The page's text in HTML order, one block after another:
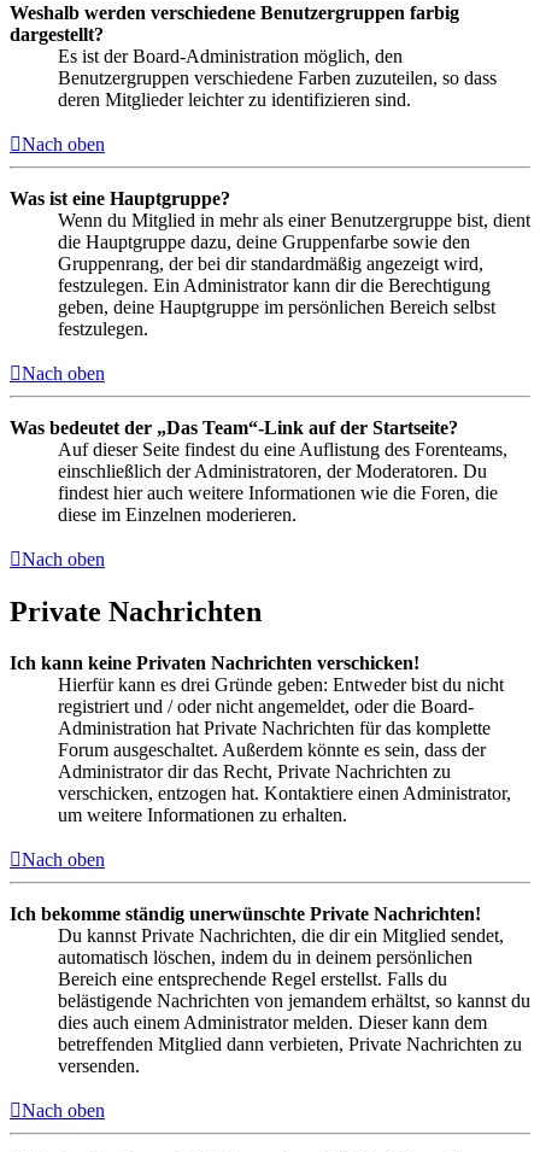
Weshalb werden verschiedene Benutzergruppen farbig
dargestellt?
Es ist der Board-Administration möglich, den
Benutzergruppen verschiedene Farben zuzuteilen, so dass
deren Mitglieder leichter zu identifizieren sind.
Nach oben
Was ist eine Hauptgruppe?
Wenn du Mitglied in mehr als einer Benutzergruppe bist, dient
die Hauptgruppe dazu, deine Gruppenfarbe sowie den
Gruppenrang, der bei dir standardmäßig angezeigt wird,
festzulegen. Ein Administrator kann dir die Berechtigung
geben, deine Hauptgruppe im persönlichen Bereich selbst
festzulegen.
Nach oben
Was bedeutet der „Das Team“-Link auf der Startseite?
Auf dieser Seite findest du eine Auflistung des Forenteams,
einschließlich der Administratoren, der Moderatoren. Du
findest hier auch weitere Informationen wie die Foren, die
diese im Einzelnen moderieren.
Nach oben
Private Nachrichten
Ich kann keine Privaten Nachrichten verschicken!
Hierfür kann es drei Gründe geben: Entweder bist du nicht
registriert und / oder nicht angemeldet, oder die Board-
Administration hat Private Nachrichten für das komplette
Forum ausgeschaltet. Außerdem könnte es sein, dass der
Administrator dir das Recht, Private Nachrichten zu
verschicken, entzogen hat. Kontaktiere einen Administrator,
um weitere Informationen zu erhalten.
Nach oben
Ich bekomme ständig unerwünschte Private Nachrichten!
Du kannst Private Nachrichten, die dir ein Mitglied sendet,
automatisch löschen, indem du in deinem persönlichen
Bereich eine entsprechende Regel erstellst. Falls du
belästigende Nachrichten von jemandem erhältst, so kannst du
dies auch einem Administrator melden. Dieser kann dem
betreffenden Mitglied dann verbieten, Private Nachrichten zu
versenden.
Nach oben